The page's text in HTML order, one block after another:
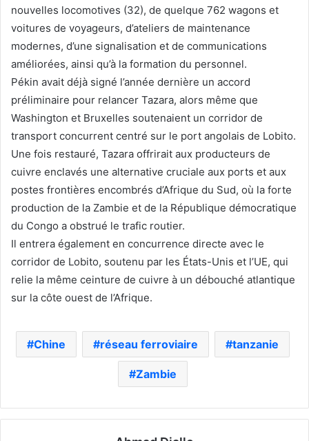
nouvelles locomotives (32), de quelque 762 wagons et
voitures de voyageurs, d’ateliers de maintenance
modernes, d’une signalisation et de communications
améliorées, ainsi qu’à la formation du personnel.
Pékin avait déjà signé l’année dernière un accord
préliminaire pour relancer Tazara, alors même que
Washington et Bruxelles soutenaient un corridor de
transport concurrent centré sur le port angolais de Lobito.
Une fois restauré, Tazara offrirait aux producteurs de
cuivre enclavés une alternative cruciale aux ports et aux
postes frontières encombrés d’Afrique du Sud, où la forte
production de la Zambie et de la République démocratique
du Congo a obstrué le trafic routier.
Il entrera également en concurrence directe avec le
corridor de Lobito, soutenu par les États-Unis et l’UE, qui
relie la même ceinture de cuivre à un débouché atlantique
sur la côte ouest de l’Afrique.
Chine réseau ferroviaire tanzanie
Zambie